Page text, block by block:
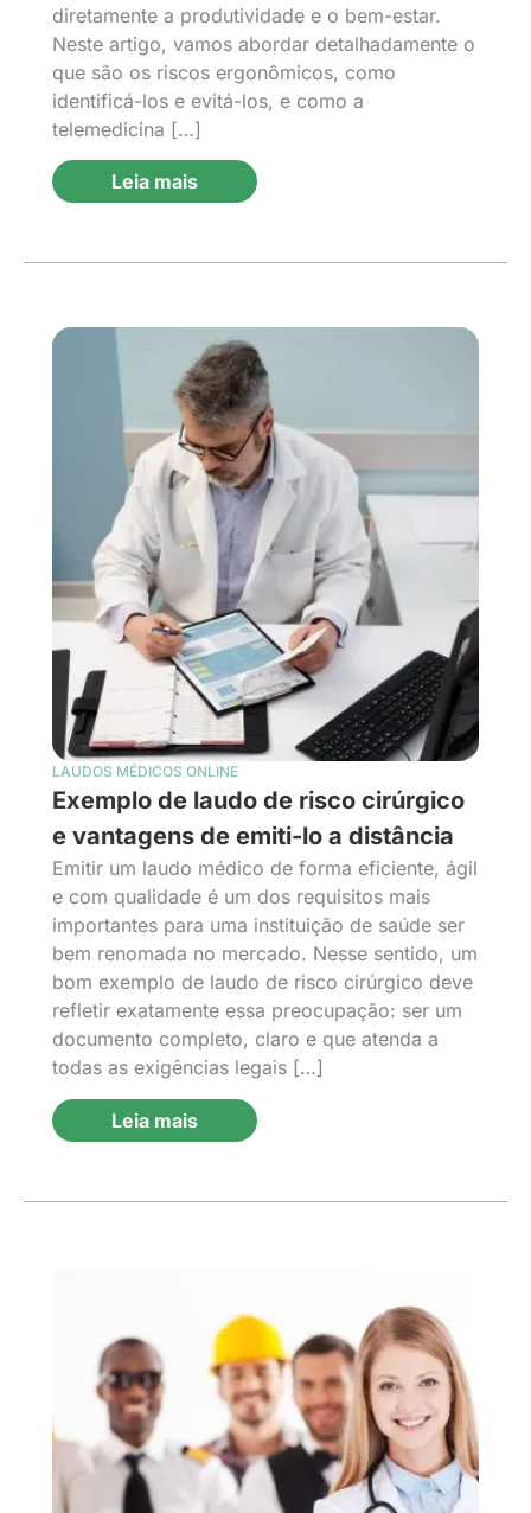
diretamente a produtividade e o bem-estar.
Neste artigo, vamos abordar detalhadamente o
que são os riscos ergonômicos, como
identificá-los e evitá-los, e como a
telemedicina […]
Leia mais
LAUDOS MÉDICOS ONLINE
Exemplo de laudo de risco cirúrgico
e vantagens de emiti-lo a distância
Emitir um laudo médico de forma eficiente, ágil
e com qualidade é um dos requisitos mais
importantes para uma instituição de saúde ser
bem renomada no mercado. Nesse sentido, um
bom exemplo de laudo de risco cirúrgico deve
refletir exatamente essa preocupação: ser um
documento completo, claro e que atenda a
todas as exigências legais […]
Leia mais